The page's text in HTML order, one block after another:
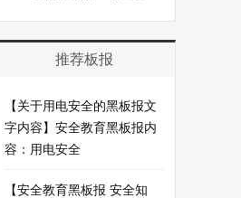
推荐板报
【关于用电安全的黑板报文
字内容】安全教育黑板报内
容：用电安全
【安全教育黑板报 安全知